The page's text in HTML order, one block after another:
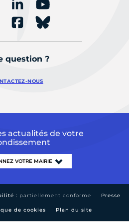
question ?
NOUS
actualités de votre
: partiellement conforme Presse
de cookies Plan du site